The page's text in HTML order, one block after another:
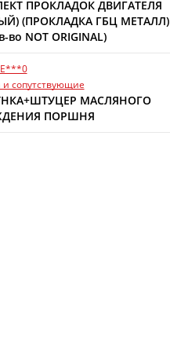
ПРОКЛАДОК ДВИГАТЕЛЯ
(ПРОКЛАДКА ГБЦ МЕТАЛЛ)
во NOT ORIGINAL)
E***0
и сопутствующие
МАСЛЯНОГО
ПОРШНЯ